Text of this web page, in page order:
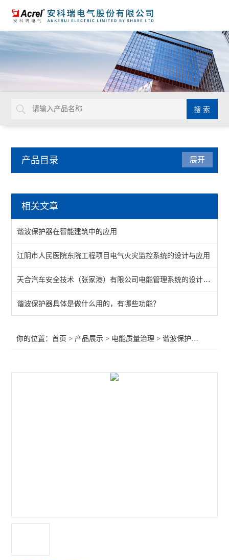
产品目录
中线安防保护器
终端综合治理
谐波治理器
静止无功发生器
谐波保护器
展开
相关文章
谐波保护器在智能建筑中的应用
江阴市人民医院东院工程项目电气火灾监控系统的设计与应用
天合汽车安全技术（张家港）有限公司电能管理系统的设计与应用
谐波保护器具体是做什么用的，有哪些功能？
你的位置：首页 > 产品展示 > 电能质量治理 >谐波保护器